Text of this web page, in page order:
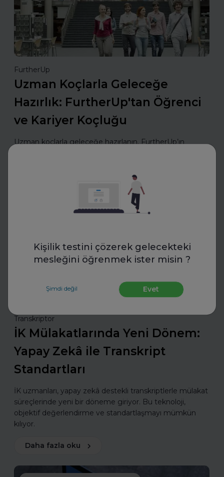
Kişilik testini çözerek gelecekteki
mesleğini öğrenmek ister misin ?
Şimdi değil Evet
FurtherUp
Uzman Koçlarla Geleceğe
Hazırlık: FurtherUp'tan Öğrenci
ve Kariyer Koçluğu
Uzman koçlarla geleceğe hazırlanın. FurtherUp’ın
Transkriptor
İK Mülakatlarında Yeni Dönem:
Yapay Zekâ ile Transkript
Standartları
İK uzmanları, yapay zekâ destekli transkriptlerle mülakat
süreçlerinde yeni bir döneme giriyor. Bu teknoloji,
objektif değerlendirme ve standartlaşmayı mümkün
kılıyor.
Daha fazla oku